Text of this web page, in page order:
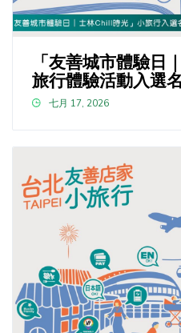
「友善城市體驗日
旅行體驗活動入選
七月 17, 2026